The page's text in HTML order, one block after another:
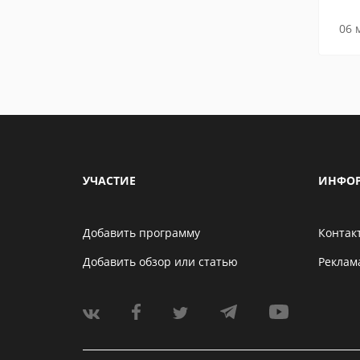
06
УЧАСТИЕ
Добавить программу
Добавить обзор или статью